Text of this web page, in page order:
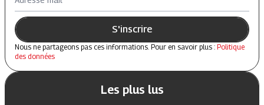
S'inscrire
Nous ne partageons pas ces informations. Pour en savoir plus : Politique
des données
Les plus lus